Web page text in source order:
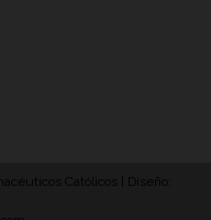
Católicos | Diseño: